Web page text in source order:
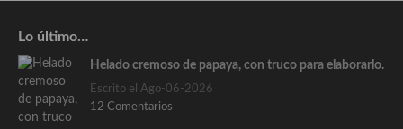
Lo último…
Helado cremoso de papaya, con truco para elaborarlo.
Escrito el Ago-06-2026
12 Comentarios